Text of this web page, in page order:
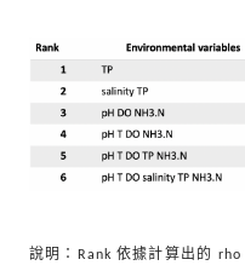
說明： Rank 依據計算出的 rho